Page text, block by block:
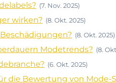
(7. Nov. 2025)
wirken? (8. Okt. 2025)
(8. Okt. 2025)
Modetrends? (8.
(6. Okt. 2025)
die Bewertung von Mode-